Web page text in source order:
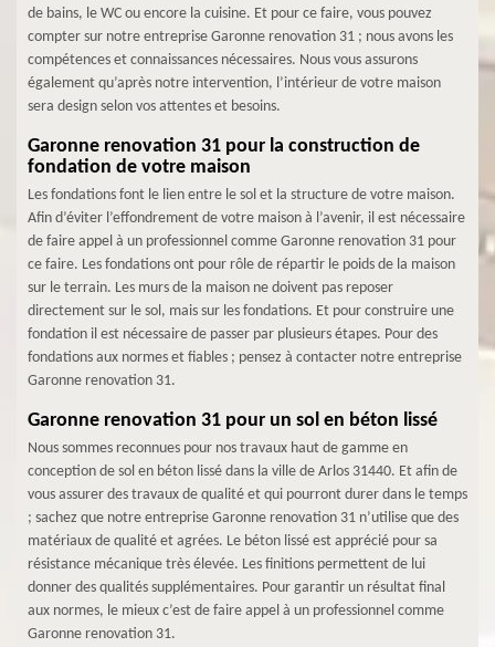
de bains, le WC ou encore la cuisine. Et pour ce faire, vous pouvez
compter sur notre entreprise Garonne renovation 31 ; nous avons les
compétences et connaissances nécessaires. Nous vous assurons
également qu’après notre intervention, l’intérieur de votre maison
sera design selon vos attentes et besoins.
Garonne renovation 31 pour la construction de
fondation de votre maison
Les fondations font le lien entre le sol et la structure de votre maison.
Afin d’éviter l’effondrement de votre maison à l’avenir, il est nécessaire
de faire appel à un professionnel comme Garonne renovation 31 pour
ce faire. Les fondations ont pour rôle de répartir le poids de la maison
sur le terrain. Les murs de la maison ne doivent pas reposer
directement sur le sol, mais sur les fondations. Et pour construire une
fondation il est nécessaire de passer par plusieurs étapes. Pour des
fondations aux normes et fiables ; pensez à contacter notre entreprise
Garonne renovation 31.
Garonne renovation 31 pour un sol en béton lissé
Nous sommes reconnues pour nos travaux haut de gamme en
conception de sol en béton lissé dans la ville de Arlos 31440. Et afin de
vous assurer des travaux de qualité et qui pourront durer dans le temps
; sachez que notre entreprise Garonne renovation 31 n’utilise que des
matériaux de qualité et agrées. Le béton lissé est apprécié pour sa
résistance mécanique très élevée. Les finitions permettent de lui
donner des qualités supplémentaires. Pour garantir un résultat final
aux normes, le mieux c’est de faire appel à un professionnel comme
Garonne renovation 31.